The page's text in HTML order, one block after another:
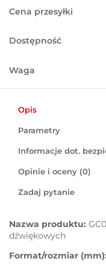
Cena przesyłki
Dostępność
Waga
Opis
Parametry
Informacje dot.
Opinie i oceny (0)
Zadaj pytanie
Nazwa produktu:
dźwiękowych
Format/rozmiar (mm):